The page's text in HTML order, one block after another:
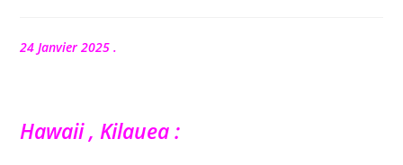
publication :
24 Janvier 2025 .
Hawaii , Kilauea :